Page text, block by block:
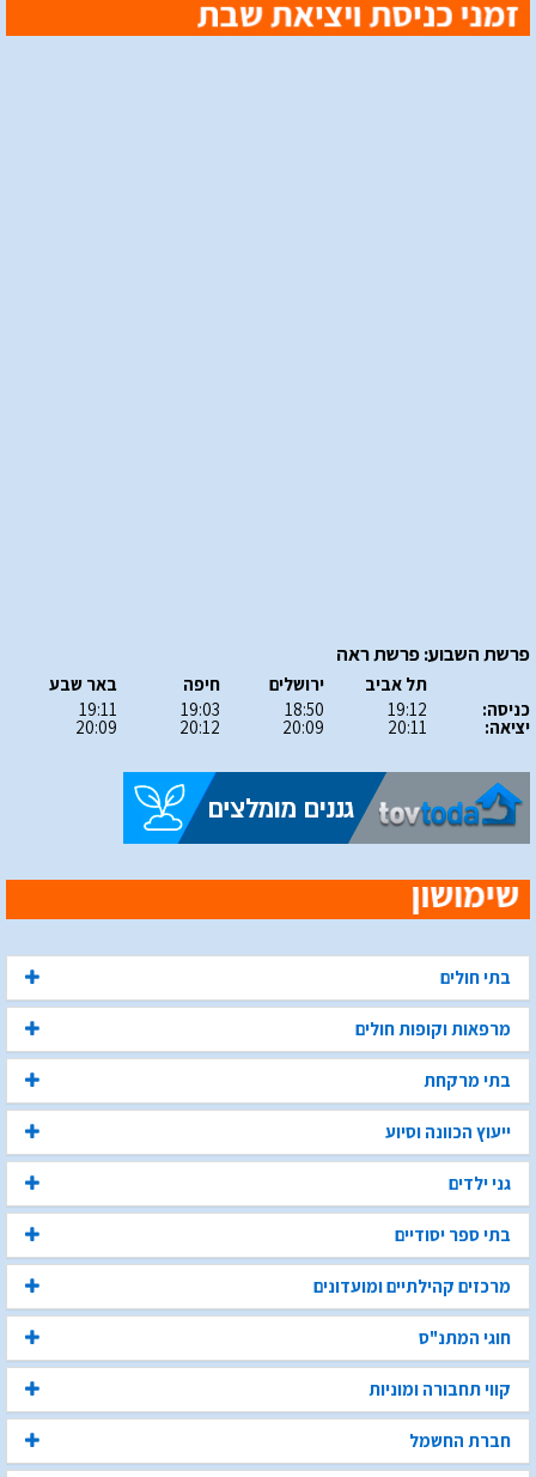
פרשת השבוע: פרשת ראה
כניסה:
יציאה:
תל אביב
19:12
20:11
ירושלים
18:50
20:09
חיפה
19:03
20:12
באר שבע
19:11
20:09
בתי חולים
מרפאות וקופות חולים
בתי מרקחת
ייעוץ הכוונה וסיוע
גני ילדים
בתי ספר יסודיים
מרכזים קהילתיים ומועדונים
חוגי המתנ"ס
קווי תחבורה ומוניות
חברת החשמל